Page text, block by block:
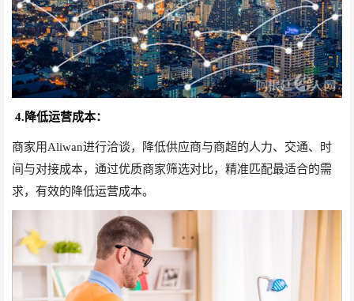
4.降低运营成本：
商家用Aliwan进行洽谈，降低供应商与商超的人力、交通、时
间与对接成本，通过优质商家筛选对比，精准匹配最适合的需
求，有效的降低运营成本。